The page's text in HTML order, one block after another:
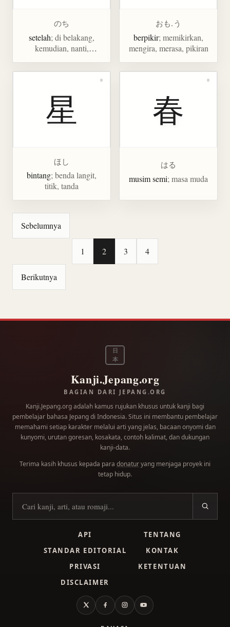
のち
setelah; di belakang,
kemudian, nanti,
おも.う
berpikir; memikirkan,
mengira, merasa, pikiran
星
ほし
bintang; benda langit,
titik, tanda
春
はる
musim semi; masa muda
Sebelumnya
1 2 3 4
Berikutnya
日
本
Kanji.Jepang.org
BAGIAN DARI JEPANG.ORG
Kanji.Jepang.org adalah kamus rujukan khusus untuk kanji bagi
pembelajar bahasa Jepang di Indonesia. Situs ini membantu pembelajar
memahami setiap karakter melalui arti yang jelas, bacaan onyomi dan
kunyomi, urutan goresan, kosakata, contoh kalimat, dan dukungan
kanji-data.
Terima kasih khusus kepada para donaturyang menjaga proyek ini
tetap hidup.
Cari kanji
API
TENTANG
STANDAR EDITORIAL
KONTAK
PRIVASI
KETENTUAN
DISCLAIMER
X FacebookInstagramYouTube